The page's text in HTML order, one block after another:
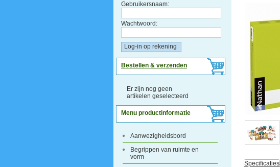
Gebruikersnaam:
Wachtwoord:
Bestellen & verzenden
Er zijn nog geen
artikelen geselecteerd
Menu productinformatie
Aanwezigheidsbord
Begrippen van ruimte en
vorm
Specificaties